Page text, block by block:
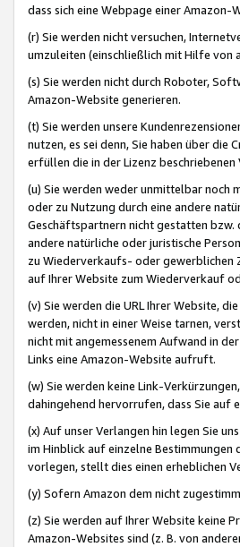
dass sich eine Webpage einer
(r) Sie werden nicht versuchen,
umzuleiten (einschließlich mit Hilfe
(s) Sie werden nicht durch Roboter,
Amazon-Website generieren.
(t) Sie werden unsere
nutzen, es sei denn, Sie haben über die
erfüllen die in der Lizenz
(u) Sie werden weder unmittelbar noch
oder zu Nutzung durch eine andere
Geschäftspartnern nicht gestatten
andere natürliche oder juristische
zu Wiederverkaufs- oder gewerblichen
auf Ihrer Website zum Wiederverkauf
(v) Sie werden die URL Ihrer Website,
werden, nicht in einer Weise tarnen,
nicht mit angemessenem Aufwand in
Links eine Amazon-Website aufruft.
(w) Sie werden keine Link-
dahingehend hervorrufen, dass Sie auf
(x) Auf unser Verlangen hin legen Sie
im Hinblick auf einzelne
vorlegen, stellt dies einen erheblichen
(y) Sofern Amazon dem nicht
(z) Sie werden auf Ihrer Website keine
Amazon-Websites sind (z. B. von